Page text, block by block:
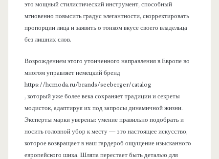
это мощный стилистический инструмент, способный
мгновенно повысить градус элегантности, скорректировать
пропорции лица и заявить о тонком вкусе своего владельца
без лишних слов.
Возрождением этого утонченного направления в Европе во
многом управляет немецкий бренд
https://hcmoda.ru/brands/seeberger/catalog
, который уже более века сохраняет традиции и секреты
модисток, адаптируя их под запросы динамичной жизни.
Эксперты марки уверены: умение правильно подобрать и
носить головной убор к месту — это настоящее искусство,
которое возвращает в наш гардероб ощущение изысканного
европейского шика. Шляпа перестает быть деталью для